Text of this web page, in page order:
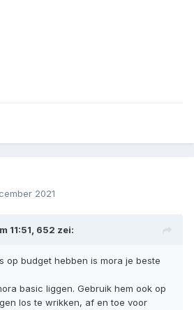
2021
11:51, 652 zei:
op budget hebben is mora je beste
basic liggen. Gebruik hem ook op
los te wrikken, af en toe voor